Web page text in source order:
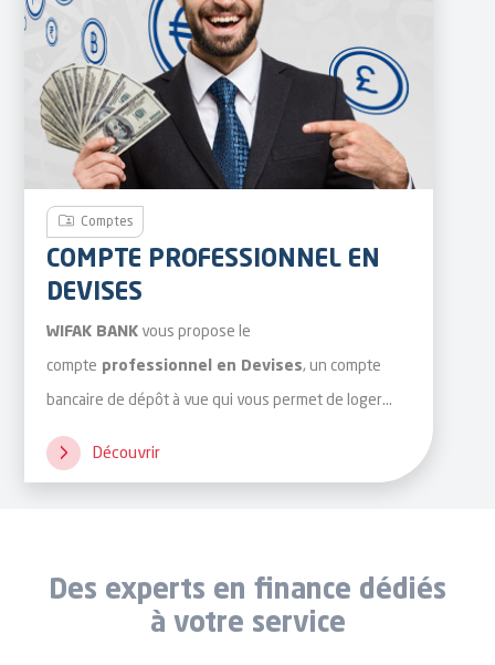
Comptes
COMPTE PROFESSIONNEL EN
DEVISES
WIFAK BANK vous propose le
compte professionnel en Devises, un compte
bancaire de dépôt à vue qui vous permet de loger
une partie de vos revenus professionnels acquis via
les opérations d’exportation.
Découvrir
Des experts en finance dédiés
à votre service